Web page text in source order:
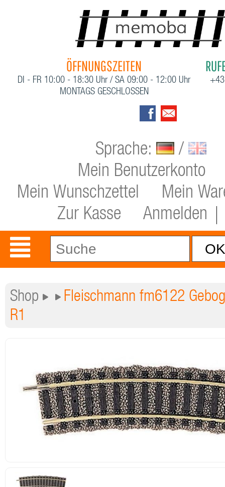
ÖFFNUNGSZEITEN
DI - FR 10:00 - 18:30 Uhr / SA 09:00 - 12:00 Uhr
MONTAGS GESCHLOSSEN
Sprache:
/
Mein Benutzerkonto
Mein Wunschzettel
Mein
Zur Kasse
Anmelden
Shop
Fleischmann fm6122
R1